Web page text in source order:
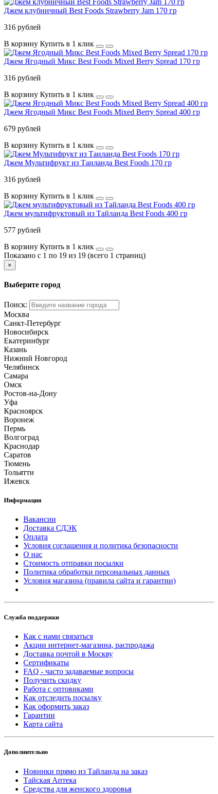
Джем клубничный Best Foods Strawberry Jam 170 гр
316 рублей
В корзину Купить в 1 клик
Джем Ягодный Микс Best Foods Mixed Berry Spread 170 гр
316 рублей
В корзину Купить в 1 клик
Джем Ягодный Микс Best Foods Mixed Berry Spread 400 гр
679 рублей
В корзину Купить в 1 клик
Джем Мультифрукт из Таиланда Best Foods 170 гр
316 рублей
В корзину Купить в 1 клик
Джем мультифруктовый из Тайланда Best Foods 400 гр
577 рублей
В корзину Купить в 1 клик
Показано с 1 по 19 из 19 (всего 1 страниц)
×
Выберите город
Поиск:
Москва
Санкт-Петербург
Новосибирск
Екатеринбург
Казань
Нижний Новгород
Челябинск
Самара
Омск
Ростов-на-Дону
Уфа
Красноярск
Воронеж
Пермь
Волгоград
Краснодар
Саратов
Тюмень
Тольятти
Ижевск
Информация
Вакансии
Доставка СДЭК
Оплата
Условия соглашения и политика безопасности
О нас
Стоимость отправки посылки
Политика обработки персональных данных
Условия магазина (правила сайта и гарантии)
Служба поддержки
Как с нами связаться
Акции интернет-магазина, распродажа
Доставка почтой в Москву
Сертификаты
FAQ - часто задаваемые вопросы
Получить скидку
Работа с оптовиками
Как отследить посылку
Как оформить заказ
Гарантии
Карта сайта
Дополнительно
Новинки прямо из Тайланда на заказ
Тайская Аптека
Средства для женского здоровья